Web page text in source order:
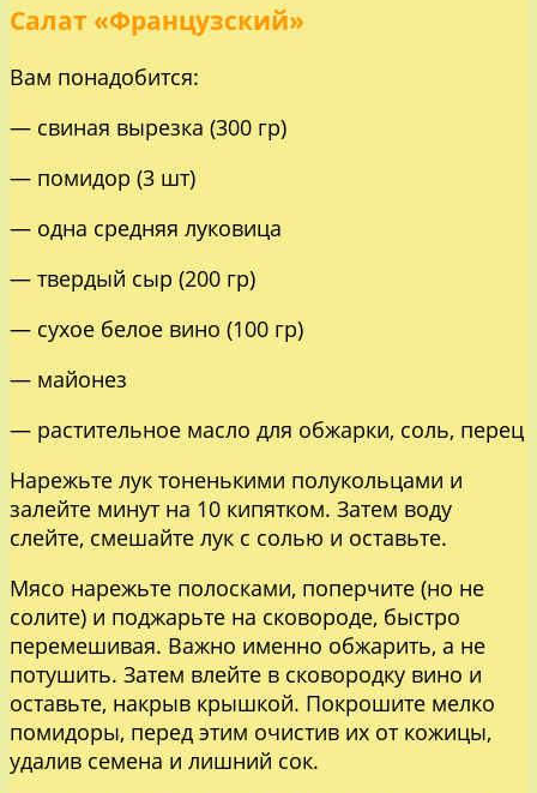
Салат «Французский»
Вам понадобится:
— свиная вырезка (300 гр)
— помидор (3 шт)
— одна средняя луковица
— твердый сыр (200 гр)
— сухое белое вино (100 гр)
— майонез
— растительное масло для обжарки, соль, перец
Нарежьте лук тоненькими полукольцами и
залейте минут на 10 кипятком. Затем воду
слейте, смешайте лук с солью и оставьте.
Мясо нарежьте полосками, поперчите (но не
солите) и поджарьте на сковороде, быстро
перемешивая. Важно именно обжарить, а не
потушить. Затем влейте в сковородку вино и
оставьте, накрыв крышкой. Покрошите мелко
помидоры, перед этим очистив их от кожицы,
удалив семена и лишний сок.